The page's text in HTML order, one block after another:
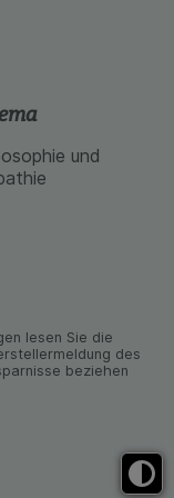
und
lesen Sie die
des
beziehen